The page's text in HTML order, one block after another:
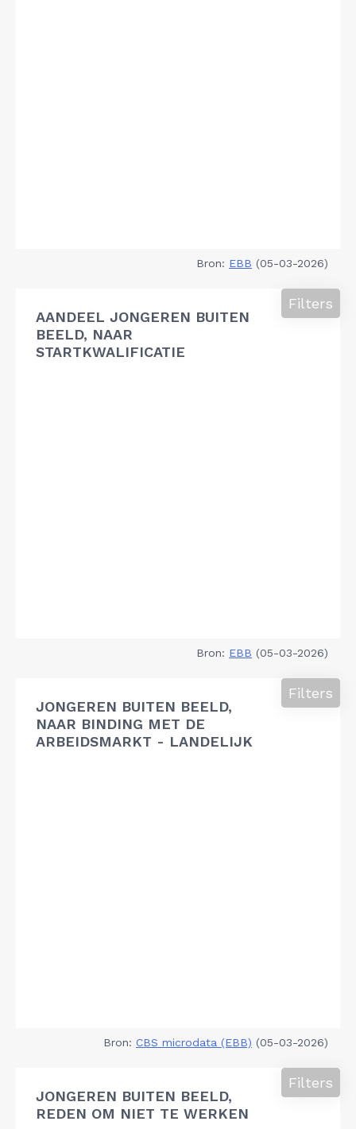
Bron: EBB (05-03-2026)
AANDEEL JONGEREN BUITEN
BEELD, NAAR
STARTKWALIFICATIE
Filters
Bron: EBB (05-03-2026)
JONGEREN BUITEN BEELD,
NAAR BINDING MET DE
ARBEIDSMARKT - LANDELIJK
Filters
Bron: CBS microdata (EBB) (05-03-2026)
JONGEREN BUITEN BEELD,
REDEN OM NIET TE WERKEN
Filters